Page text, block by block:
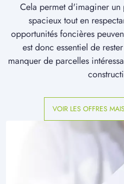
Cela permet d'imaginer
spacieux tout en
opportunités foncières
est donc essentiel de
manquer de parcelles
VOIR LES OFFRES